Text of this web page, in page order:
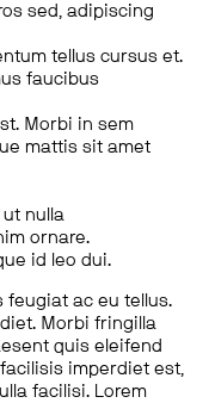
sed, adipiscing
tellus cursus et.
faucibus
Morbi in sem
mattis sit amet
ut nulla
ornare.
id leo dui.
feugiat ac eu tellus.
Morbi fringilla
quis eleifend
imperdiet est,
facilisi. Lorem